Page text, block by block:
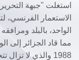
استغلت "جبهة
الاستعمار
الواحد، بالبلد
مما قاد الجزائر إلى
1988 والذي لا